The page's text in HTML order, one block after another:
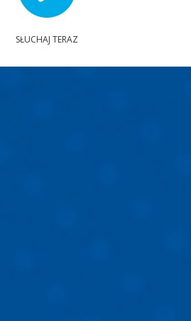
SŁUCHAJ TERAZ